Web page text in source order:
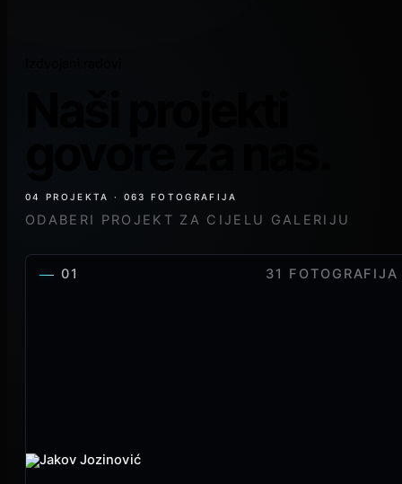
04 PROJEKTA · 063 FOTOGRAFIJA
ODABERI PROJEKT ZA CIJELU GALERIJU
01 31 FOTOGRAFIJA